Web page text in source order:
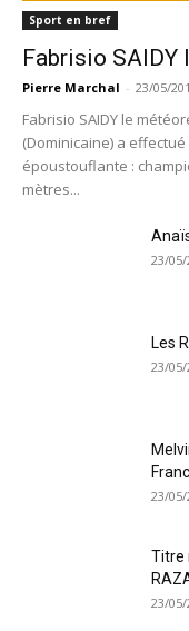
Sport en bref
Fabrisio
Pierre Marchal - 23/05/
Fabrisio SAIDY le
(Dominicaine) a
époustouflante :
mètres...
23/05/
Les
23/05/
23/05/
Titre
23/05/